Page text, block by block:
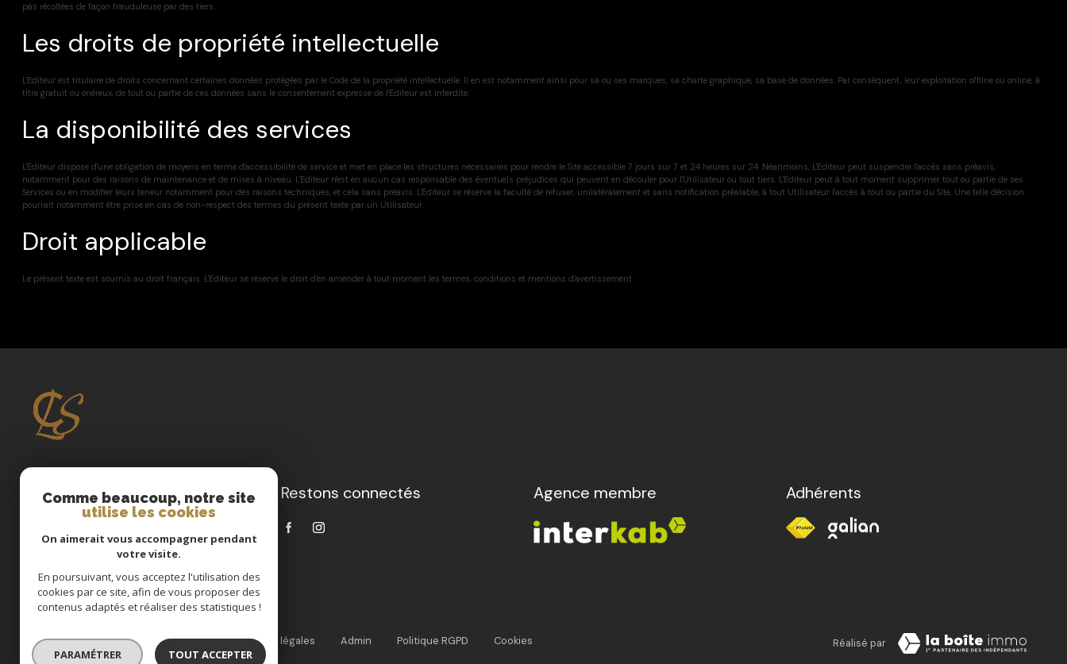
pas récoltées de façon frauduleuse par des tiers.
Les droits de propriété intellectuelle
L'Editeur est titulaire de droits concernant certaines données protégées par le Code de la propriété intellectuelle. Il en est notamment ainsi pour sa ou ses marques, sa charte graphique, sa base de données. Par conséquent, leur exploitation offline ou online, à
titre gratuit ou onéreux, de tout ou partie de ces données sans le consentement expresse de l'Editeur est interdite.
La disponibilité des services
L'Editeur dispose d'une obligation de moyens en terme d'accessibilité de service et met en place les structures nécessaires pour rendre le Site accessible 7 jours sur 7 et 24 heures sur 24. Néanmoins, L'Editeur peut suspendre l'accès sans préavis,
notamment pour des raisons de maintenance et de mises à niveau. L'Editeur n'est en aucun cas responsable des éventuels préjudices qui peuvent en découler pour l'Utilisateur ou tout tiers. L'Editeur peut à tout moment supprimer tout ou partie de ses
Services ou en modifier leurs teneur notamment pour des raisons techniques, et cela sans préavis. L'Editeur se réserve la faculté de refuser, unilatéralement et sans notification préalable, à tout Utilisateur l'accès à tout ou partie du Site. Une telle décision
pourrait notamment être prise en cas de non-respect des termes du présent texte par un Utilisateur.
Droit applicable
Le présent texte est soumis au droit français. L'Editeur se réserve le droit d'en amender à tout moment les termes, conditions et mentions d'avertissement.
Clervimmo La Suite
contact@cls.immo
13011 Marseille
Restons connectés Agence membre Adhérents
Nos partenaires Nos honoraires Mentions légales Admin Politique RGPD Cookies Réalisé par
Comme beaucoup, notre site
utilise les cookies
On aimerait vous accompagner pendant
votre visite.
En poursuivant, vous acceptez l'utilisation des
cookies par ce site, afin de vous proposer des
contenus adaptés et réaliser des statistiques !
PARAMÉTRER TOUT ACCEPTER